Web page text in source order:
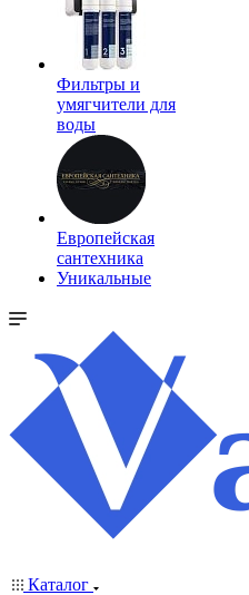
Фильтры и
умягчители для
воды
Европейская
сантехника
Уникальные
Каталог